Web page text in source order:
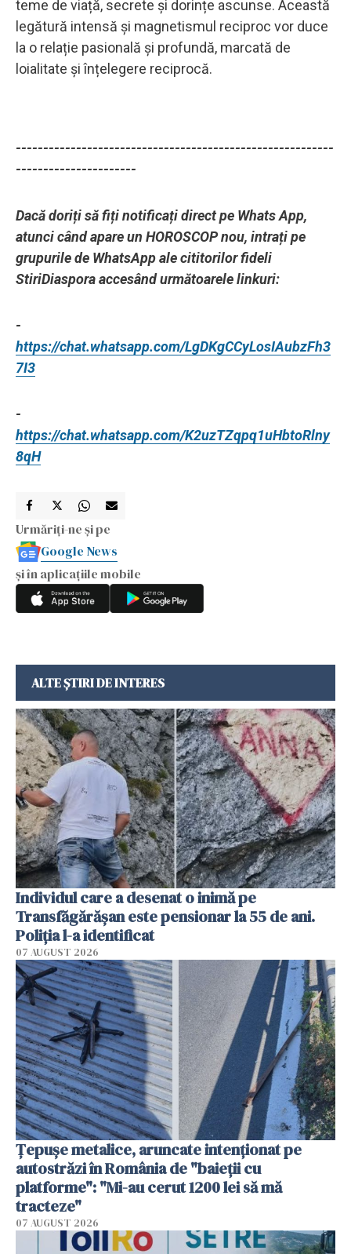
teme de viață, secrete și dorințe ascunse. Această
legătură intensă și magnetismul reciproc vor duce
la o relație pasională și profundă, marcată de
loialitate și înțelegere reciprocă.
----------------------------------------------------------
----------------------
Dacă doriți să fiți notificați direct pe Whats App,
atunci când apare un HOROSCOP nou, intrați pe
grupurile de WhatsApp ale cititorilor fideli
StiriDiaspora accesând următoarele linkuri:
-
https://chat.whatsapp.com/LgDKgCCyLosIAubzFh3
7I3
-
https://chat.whatsapp.com/K2uzTZqpq1uHbtoRlny
8qH
Urmăriți-ne și pe
Google News
și în aplicațiile mobile
ALTE ȘTIRI DE INTERES
Individul care a desenat o inimă pe
Transfăgărășan este pensionar la 55 de ani.
Poliția l-a identificat
07 AUGUST 2026
Țepușe metalice, aruncate intenționat pe
autostrăzi în România de "baieții cu
platforme": "Mi-au cerut 1200 lei să mă
tracteze"
07 AUGUST 2026